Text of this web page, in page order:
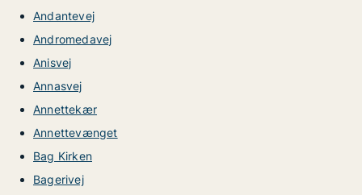
Andantevej
Andromedavej
Anisvej
Annasvej
Annettekær
Annettevænget
Bag Kirken
Bagerivej